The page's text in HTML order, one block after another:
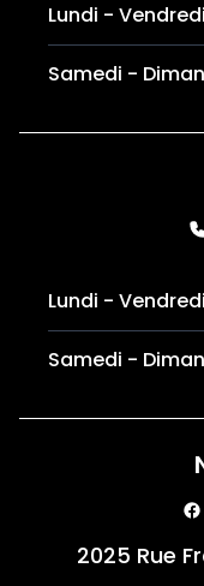
Lundi - Vendredi
Samedi -
Lundi - Vendredi
Samedi -
2025 Rue